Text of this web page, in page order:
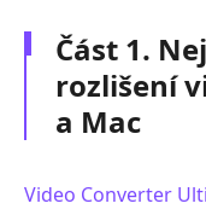
Část 1.
rozlišení
a Mac
Video Converter